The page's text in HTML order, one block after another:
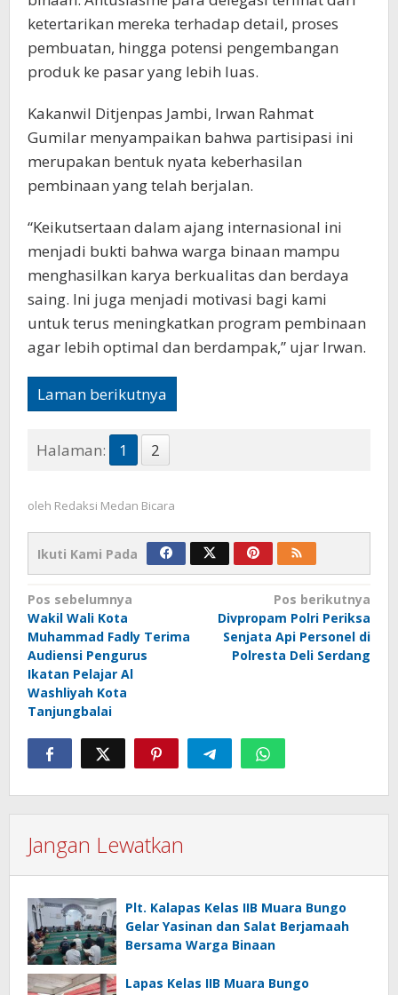
ketertarikan mereka terhadap detail, proses
pembuatan, hingga potensi pengembangan
produk ke pasar yang lebih luas.
Kakanwil Ditjenpas Jambi, Irwan Rahmat
Gumilar menyampaikan bahwa partisipasi ini
merupakan bentuk nyata keberhasilan
pembinaan yang telah berjalan.
“Keikutsertaan dalam ajang internasional ini
menjadi bukti bahwa warga binaan mampu
menghasilkan karya berkualitas dan berdaya
saing. Ini juga menjadi motivasi bagi kami
untuk terus meningkatkan program pembinaan
agar lebih optimal dan berdampak,” ujar Irwan.
Laman berikutnya
Halaman: 1 2
oleh Redaksi Medan Bicara
Ikuti Kami Pada
Navigasi
pos
Pos sebelumnya
Wakil Wali Kota
Muhammad Fadly Terima
Audiensi Pengurus
Ikatan Pelajar Al
Washliyah Kota
Tanjungbalai
Pos berikutnya
Divpropam Polri Periksa
Senjata Api Personel di
Polresta Deli Serdang
Jangan Lewatkan
Plt. Kalapas Kelas IIB Muara Bungo
Gelar Yasinan dan Salat Berjamaah
Bersama Warga Binaan
Lapas Kelas IIB Muara Bungo